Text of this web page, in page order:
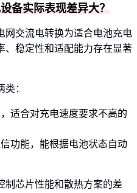
备实际表现差异大？
网交流电转换为适合电池充电
、稳定性和适配能力存在显著
：
适合对充电速度要求不高的
功能，能根据电池状态自动
制芯片性能和散热方案的差